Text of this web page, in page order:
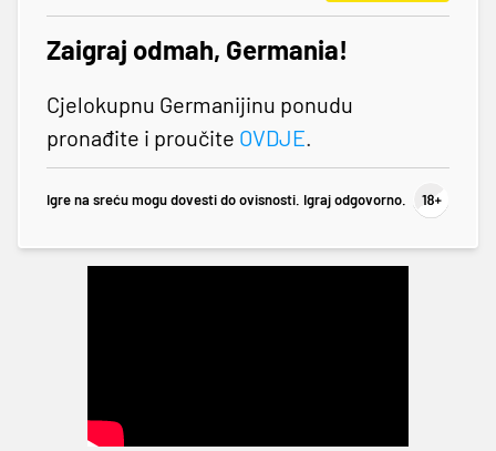
Zaigraj odmah, Germania!
Cjelokupnu Germanijinu ponudu
pronađite i proučite OVDJE.
Igre na sreću mogu dovesti do ovisnosti. Igraj odgovorno.